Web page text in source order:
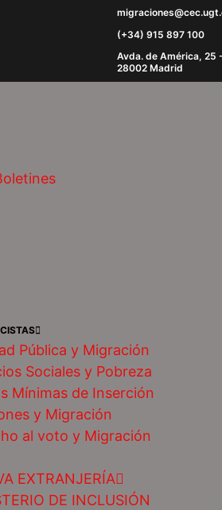
(+34) 915 897 100
Avda. de América, 25 -
28002 Madrid
Pública y Migración
Sociales y Pobreza
Mínimas de Inserción
y Migración
al voto y Migración
EXTRANJERÍA
DE INCLUSIÓN